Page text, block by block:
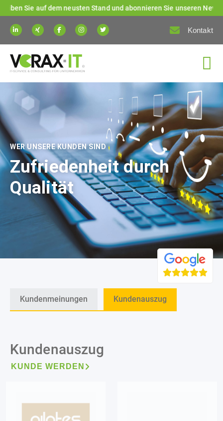
Sie auf dem neusten Stand und abonnieren Sie unseren Newsletter!
Kontakt
WER UNSERE KUNDEN SIND
Zufriedenheit durch
Qualität
Kundenmeinungen Kundenauszug
Kundenauszug
KUNDE WERDEN